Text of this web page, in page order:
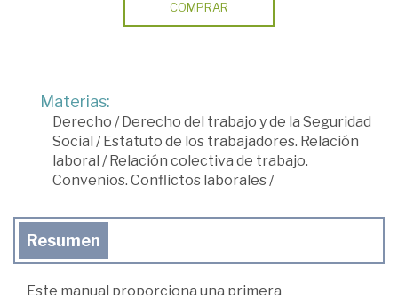
COMPRAR
Materias:
Derecho / Derecho del trabajo y de la Seguridad
Social / Estatuto de los trabajadores. Relación
laboral / Relación colectiva de trabajo.
Convenios. Conflictos laborales/
Resumen
Este manual proporciona una primera